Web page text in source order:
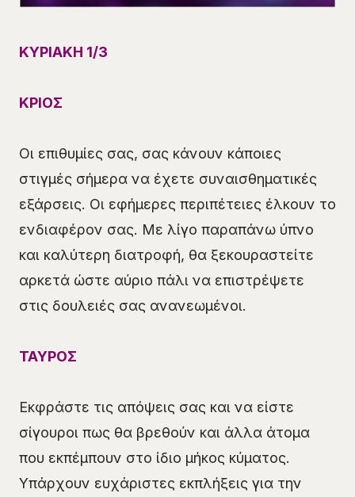
ΚΥΡΙΑΚΗ 1/3
ΚΡΙΟΣ
Οι επιθυμίες σας, σας κάνουν κάποιες
στιγμές σήμερα να έχετε συναισθηματικές
εξάρσεις. Οι εφήμερες περιπέτειες έλκουν το
ενδιαφέρον σας. Με λίγο παραπάνω ύπνο
και καλύτερη διατροφή, θα ξεκουραστείτε
αρκετά ώστε αύριο πάλι να επιστρέψετε
στις δουλειές σας ανανεωμένοι.
ΤΑΥΡΟΣ
Εκφράστε τις απόψεις σας και να είστε
σίγουροι πως θα βρεθούν και άλλα άτομα
που εκπέμπουν στο ίδιο μήκος κύματος.
Υπάρχουν ευχάριστες εκπλήξεις για την